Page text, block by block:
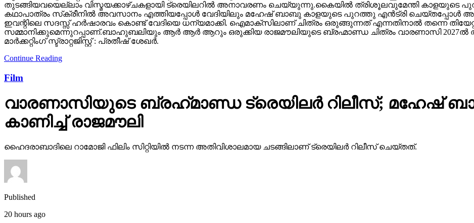
തുടങ്ങിയവയെല്ലാം വിസ്മയക്കാഴ്ചകളായി ട്രെയിലറില്‍ അനാവരണം ചെയ്യുന്നു.കൈയില്‍ ത്രിശൂലവുമേന്തി കാളയുടെ
കഥാപാത്രം സ്‌ക്രീനിൽ അവസാനം എത്തിയപ്പോൾ വേദിയിലും മഹേഷ് ബാബു കാളയുടെ പുറത്തു എൻട്രി ചെയ്തപ്പോൾ
ഇവന്റിലെ സദസ്സ് ഹർഷാരവം കൊണ്ട് വേദിയെ ധന്യമാക്കി. ഐമാക്‌സിലാണ് ചിത്രം ഒരുങ്ങുന്നത് എന്നതിനാല്‍ തന്നെ
സമ്മാനിക്കുമെന്നുറപ്പാണ്.ബാഹുബലിയും ആർ ആർ ആറും ഒരുക്കിയ രാജമൗലിയുടെ ബ്രഹ്മാണ്ഡ ചിത്രം വാരണാസി
മാർക്കറ്റിംഗ് സ്ട്രാറ്റജിസ്റ്റ് : പ്രതീഷ് ശേഖർ.
Continue Reading
Film
വാരണാസിയുടെ ബ്രഹ്‌മാണ്ഡ ട്രെയിലര്‍ റിലീസ്; മഹേഷ്
കാണിച്ച് രാജമൗലി
ഹൈദരാബാദിലെ റാമോജി ഫിലിം സിറ്റിയില്‍ നടന്ന അതിവിശാലമായ ചടങ്ങിലാണ് ട്രെയിലര്‍ റിലീസ് ചെയ്തത്.
Published
20 hours ago